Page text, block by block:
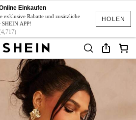
HOLEN
Einkaufen
exklusive Rabatte und zusätzliche
SHEIN APP!